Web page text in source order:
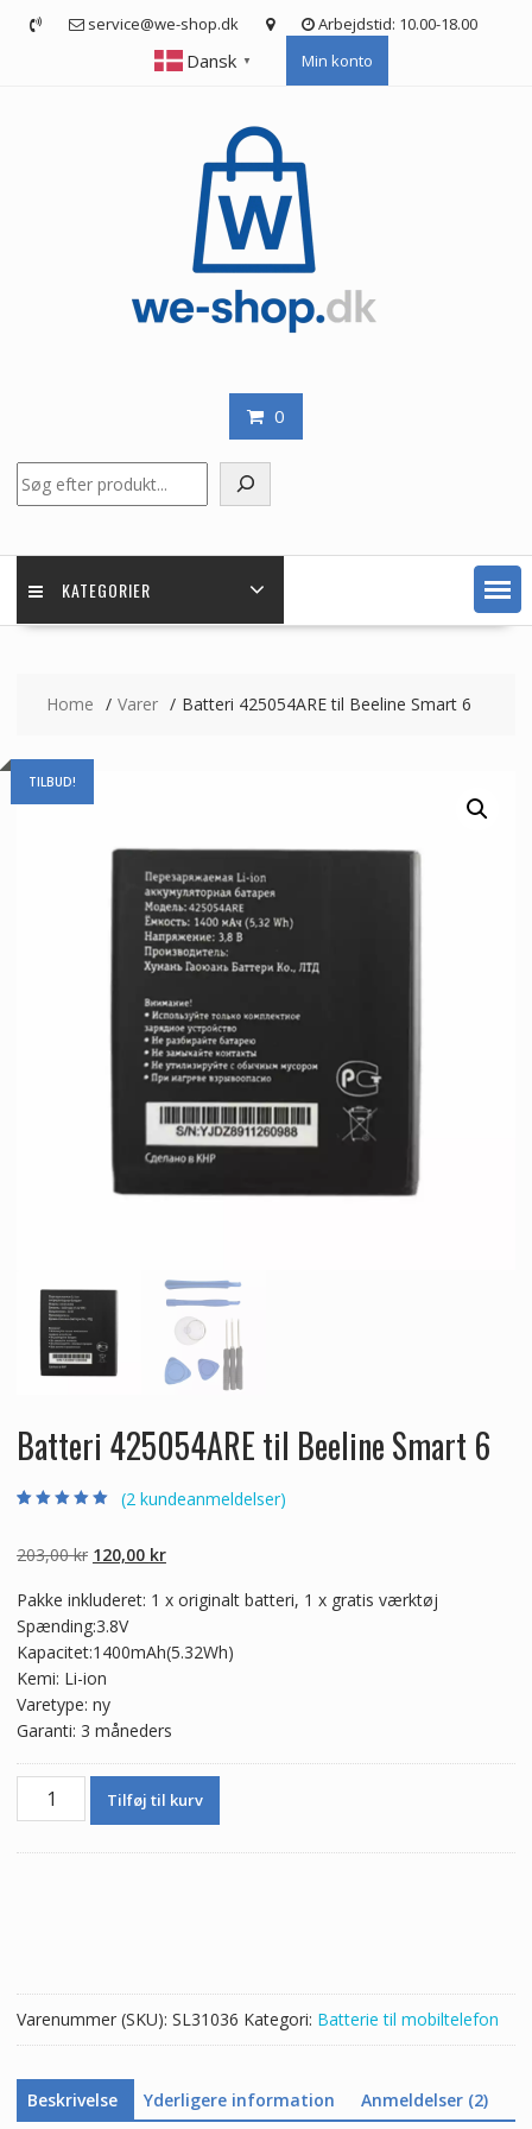
service@we-shop.dk Arbejdstid: 10.00-18.00
Dansk ▼ Min konto
0
KATEGORIER
Home Varer Batteri 425054ARE til Beeline Smart 6
TILBUD!
Batteri 425054ARE til Beeline Smart 6
baseret på
kundebedømmel
(2 kundeanmeldelser)
203,00kr Den
pris
var:
203,00 kr.
120,00 krDen
pris
120,00 kr.
Pakke inkluderet: 1 x originalt batteri, 1 x gratis værktøj
Spænding:3.8V
Kapacitet:1400mAh(5.32Wh)
Kemi: Li-ion
Varetype: ny
Garanti: 3 måneders
Batteri
Tilføj til kurv
Varenummer (SKU): SL31036 Kategori: Batterie til mobiltelefon
Beskrivelse Yderligere information Anmeldelser (2)